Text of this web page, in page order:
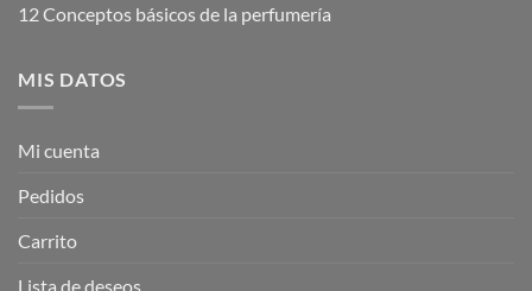
12 Conceptos básicos de la perfumería
MIS DATOS
Mi cuenta
Pedidos
Carrito
Lista de deseos